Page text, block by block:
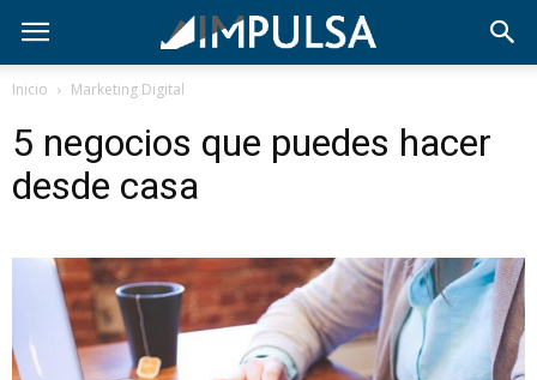
Inicio Marketing Digital
5 negocios que puedes hacer
desde casa